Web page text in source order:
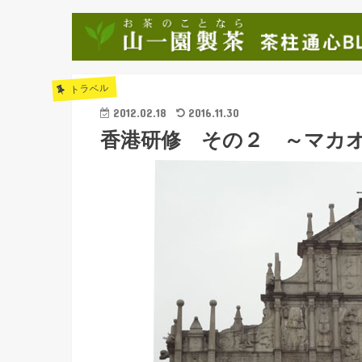
トラベル
2012.02.18 2016.11.30
香港研修 その２ ～マカ